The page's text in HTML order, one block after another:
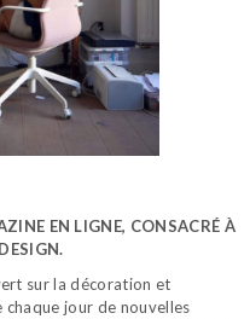
EN LIGNE, CONSACRÉ À
sur la décoration et
chaque jour de nouvelles